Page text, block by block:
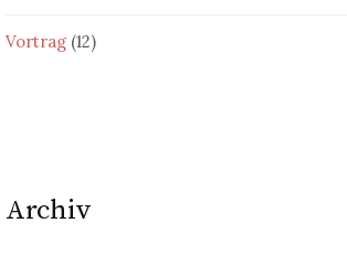
Vortrag (12)
Archiv